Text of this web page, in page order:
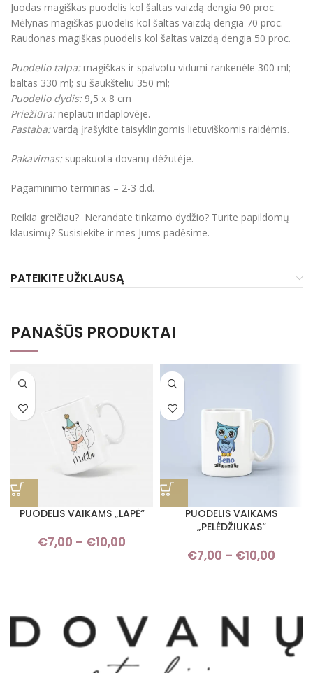
Juodas magiškas puodelis kol šaltas vaizdą dengia 90 proc.
Mėlynas magiškas puodelis kol šaltas vaizdą dengia 70 proc.
Raudonas magiškas puodelis kol šaltas vaizdą dengia 50 proc.
Puodelio talpa:magiškas ir spalvotu vidumi-rankenėle 300 ml;
baltas 330 ml; su šaukšteliu 350 ml;
Puodelio dydis:9,5 x 8 cm
Priežiūra:neplauti indaplovėje.
Pastaba:vardą įrašykite taisyklingomis lietuviškomis raidėmis.
Pakavimas:supakuota dovanų dėžutėje.
Pagaminimo terminas – 2-3 d.d.
Reikia greičiau? Nerandate tinkamo dydžio? Turite papildomų
klausimų? Susisiekite ir mes Jums padėsime.
PATEIKITE UŽKLAUSĄ
PANAŠŪS PRODUKTAI
PUODELIS VAIKAMS „LAPĖ“
€7,00 – €10,00
€10,00
PUODELIS VAIKAMS
„PELĖDŽIUKAS“
€7,00 – €10,00